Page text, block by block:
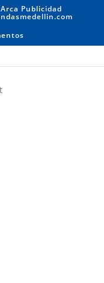
Publicidad